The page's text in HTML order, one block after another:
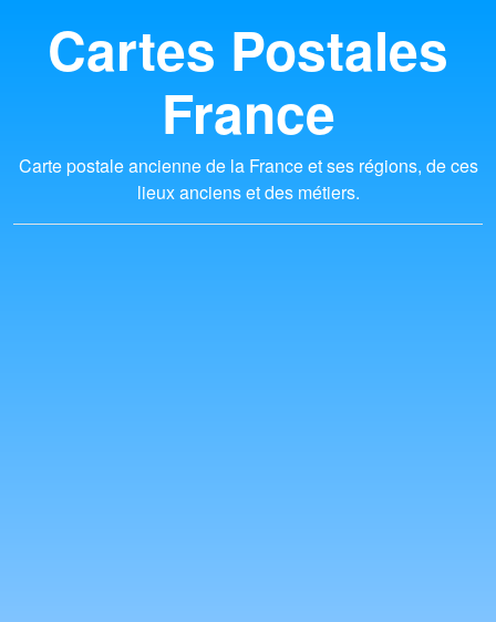
Cartes Postales
France
Carte postale ancienne de la France et ses régions, de ces
lieux anciens et des métiers.